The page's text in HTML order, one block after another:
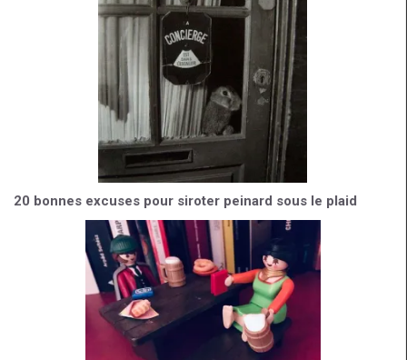
20 bonnes excuses pour siroter peinard sous le plaid